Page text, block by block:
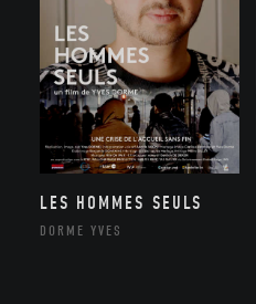
LES HOMMES SEULS
DORME YVES